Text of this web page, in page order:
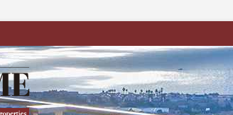
BestMaresme
ЭЛИТНЫЕ ДОМА НА ПОБЕРЕЖЬЕ БАРСЕЛОНЫ